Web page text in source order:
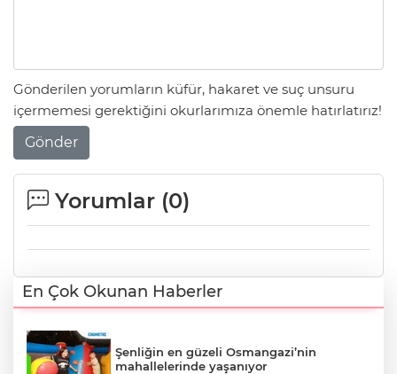
Gönderilen yorumların küfür, hakaret ve suç unsuru
içermemesi gerektiğini okurlarımıza önemle hatırlatırız!
Gönder
Yorumlar (0)
En Çok Okunan Haberler
Şenliğin en güzeli Osmangazi’nin
mahallelerinde yaşanıyor